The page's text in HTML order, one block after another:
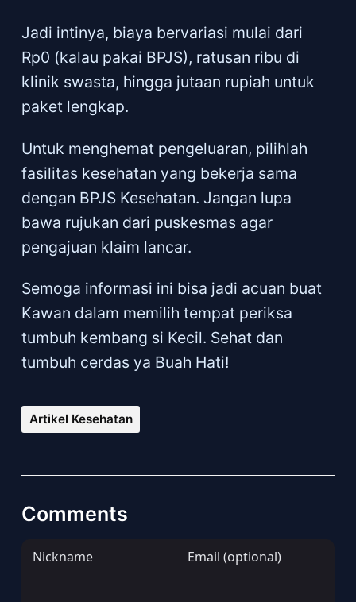
Jadi intinya, biaya bervariasi mulai dari
Rp0 (kalau pakai BPJS), ratusan ribu di
klinik swasta, hingga jutaan rupiah untuk
paket lengkap.
Untuk menghemat pengeluaran, pilihlah
fasilitas kesehatan yang bekerja sama
dengan BPJS Kesehatan. Jangan lupa
bawa rujukan dari puskesmas agar
pengajuan klaim lancar.
Semoga informasi ini bisa jadi acuan buat
Kawan dalam memilih tempat periksa
tumbuh kembang si Kecil. Sehat dan
tumbuh cerdas ya Buah Hati!
Artikel Kesehatan
Comments